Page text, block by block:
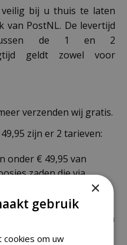
bij u thuis te laten
van PostNL. De levertijd
tussen de 1 en 2
geldt zowel voor
verzenden wij gratis.
zijn er 2 tarieven:
onder € 49,95 van
zaden die via
onder € 49,95 voor de
via pakketpost worden
×
gebruik
om uw